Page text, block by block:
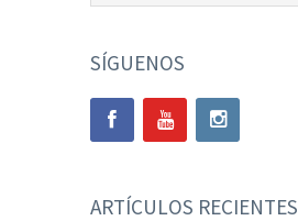
SÍGUENOS
ARTÍCULOS RECIENTES